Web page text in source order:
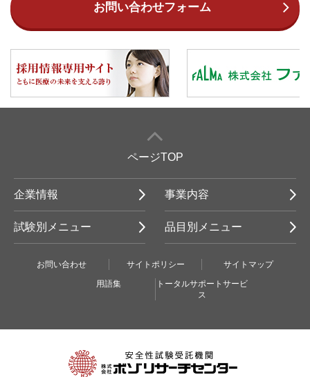
お問い合わせフォーム
ページTOP
企業情報 事業内容
試験別メニュー 品目別メニュー
お問い合わせ サイトポリシー
サイトマップ
用語集
トータルサポートサービ
ス